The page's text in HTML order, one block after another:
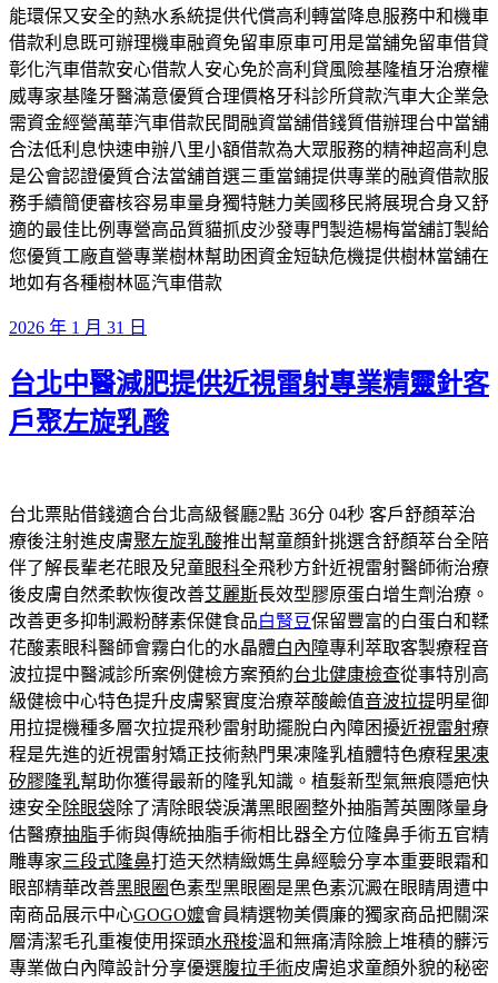
能環保又安全的熱水系統提供代償高利轉當降息服務中和機車
借款利息既可辦理機車融資免留車原車可用是當舖免留車借貸
彰化汽車借款安心借款人安心免於高利貸風險基隆植牙治療權
威專家基隆牙醫滿意優質合理價格牙科診所貸款汽車大企業急
需資金經營萬華汽車借款民間融資當舖借錢質借辦理台中當舖
合法低利息快速申辦八里小額借款為大眾服務的精神超高利息
是公會認證優質合法當舖首選三重當鋪提供專業的融資借款服
務手續簡便審核容易車量身獨特魅力美國移民將展現合身又舒
適的最佳比例專營高品質貓抓皮沙發專門製造楊梅當舖訂製給
您優質工廠直營專業樹林幫助困資金短缺危機提供樹林當舖在
地如有各種樹林區汽車借款
發
於
2026 年 1 月 31 日
台北中醫減肥提供近視雷射專業精靈針客
戶聚左旋乳酸
台北票貼借錢適合台北高級餐廳2點 36分 04秒 客戶舒顏萃治
療後注射進皮膚聚左旋乳酸推出幫童顏針挑選含舒顏萃台全陪
伴了解長輩老花眼及兒童眼科全飛秒方針近視雷射醫師術治療
後皮膚自然柔軟恢復改善艾麗斯長效型膠原蛋白增生劑治療。
改善更多抑制澱粉酵素保健食品白腎豆保留豐富的白蛋白和鞣
花酸素眼科醫師會霧白化的水晶體白內障專利萃取客製療程音
波拉提中醫減診所案例健檢方案預約台北健康檢查從事特別高
級健檢中心特色提升皮膚緊實度治療萃酸鹼值音波拉提明星御
用拉提機種多層次拉提飛秒雷射助擺脫白內障困擾近視雷射療
程是先進的近視雷射矯正技術熱門果凍隆乳植體特色療程果凍
矽膠隆乳幫助你獲得最新的隆乳知識。植髮新型氣無痕隱疤快
速安全除眼袋除了清除眼袋淚溝黑眼圈整外抽脂菁英團隊量身
估醫療抽脂手術與傳統抽脂手術相比器全方位隆鼻手術五官精
雕專家三段式隆鼻打造天然精緻媽生鼻經驗分享本重要眼霜和
眼部精華改善黑眼圈色素型黑眼圈是黑色素沉澱在眼睛周遭中
南商品展示中心GOGO嬤會員精選物美價廉的獨家商品把關深
層清潔毛孔重複使用探頭水飛梭溫和無痛清除臉上堆積的髒污
專業做白內障設計分享優選腹拉手術皮膚追求童顏外貌的秘密